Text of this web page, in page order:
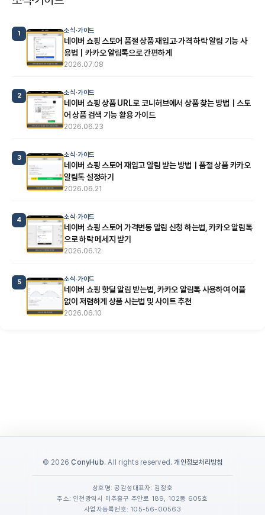
1 소식·가이드
네이버 쇼핑 스토어 품절 상품 재입고·가격 하락 알림 기능 사
용법｜카카오 알림톡으로 간편하게
2026.07.08
2 소식·가이드
네이버 쇼핑 상품 URL로 코니허브에서 상품 찾는 방법｜스토
어 상품 검색 기능 활용 가이드
2026.06.23
3 소식·가이드
네이버 쇼핑 스토어 재입고 알림 받는 방법｜품절 상품 카카오
알림톡 설정하기
2026.06.21
4 소식·가이드
네이버 쇼핑 스토어 가격변동 알림 신청 하는법, 카카오 알림톡
으로 하락 메세지 받기
2026.06.12
5 소식·가이드
네이버 쇼핑 핫딜 알림 받는법, 카카오 알림톡 사용하여 어플
없이 저렴하게 상품 사는법 및 사이트 추천
2026.06.10
© 2026ConyHub. All rights reserved.개인정보처리방침
상호명: 공감성 대표자: 김정호
주소: 인천광역시 미추홀구 주안로 189, 102동 605호
사업자등록번호: 105-56-00563